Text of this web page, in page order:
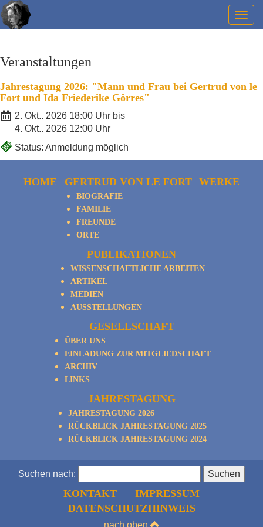
Veranstaltungen
Jahrestagung 2026: "Mann und Frau bei Gertrud von le
Fort und Ida Friederike Görres"
2. Okt.. 2026 18:00 Uhr bis
4. Okt.. 2026 12:00 Uhr
Status: Anmeldung möglich
HOME GERTRUD VON LE FORT
BIOGRAFIE
FAMILIE
FREUNDE
ORTE
WERKE
PUBLIKATIONEN
WISSENSCHAFTLICHE ARBEITEN
ARTIKEL
MEDIEN
AUSSTELLUNGEN
GESELLSCHAFT
ÜBER UNS
EINLADUNG ZUR MITGLIEDSCHAFT
ARCHIV
LINKS
JAHRESTAGUNG
JAHRESTAGUNG 2026
RÜCKBLICK JAHRESTAGUNG 2025
RÜCKBLICK JAHRESTAGUNG 2024
Suchen nach:
KONTAKT
IMPRESSUM
DATENSCHUTZHINWEIS
nach oben